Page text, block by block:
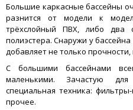
Большие каркасные бассейны
разнится от модели к
трёхслойный ПВХ, либо два
полиэстера. Снаружи у
добавляет не только
С большими бассейнами
маленькими. Зачастую
специальная техника:
прочее.